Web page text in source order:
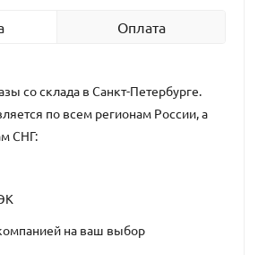
Оплата
со склада в Санкт-Петербурге.
по всем регионам России, а
СНГ:
на ваш выбор